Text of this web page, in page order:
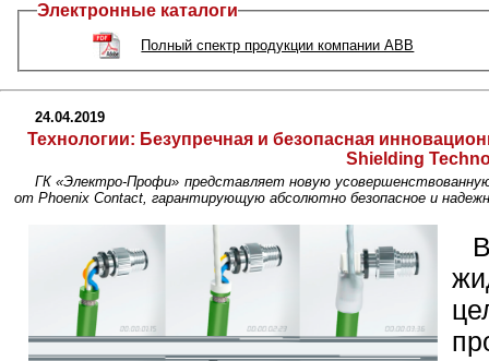
Электронные каталоги
Полный спектр продукции компании ABB
24.04.2019
Технологии: Безупречная и безопасная
Shielding
ГК «Электро-Профи» представляет новую
от Phoenix Contact, гарантирующую абсолютно безопасное и